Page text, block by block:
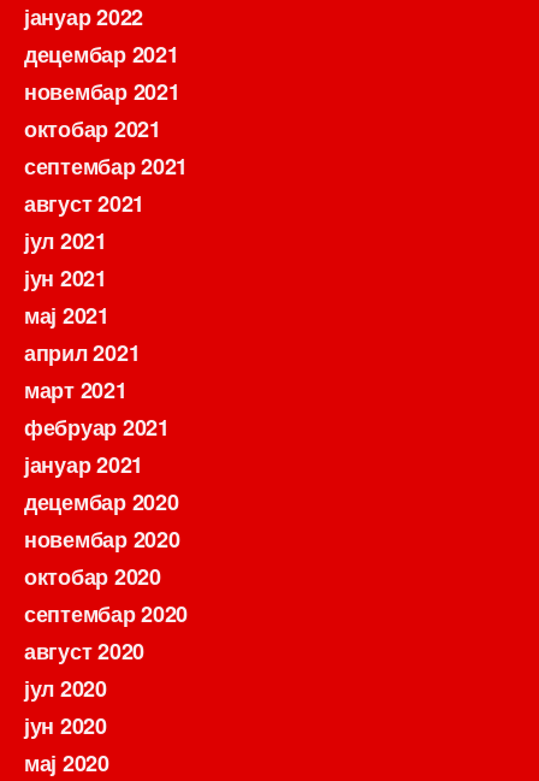
јануар 2022
децембар 2021
новембар 2021
октобар 2021
септембар 2021
август 2021
јул 2021
јун 2021
мај 2021
април 2021
март 2021
фебруар 2021
јануар 2021
децембар 2020
новембар 2020
октобар 2020
септембар 2020
август 2020
јул 2020
јун 2020
мај 2020